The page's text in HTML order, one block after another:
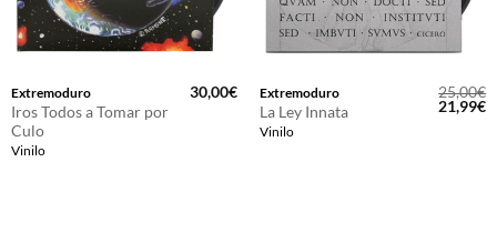
Extremoduro
Iros Todos a Tomar por
Culo
Vinilo
30,00€ Extremoduro
La Ley Innata
Vinilo
25,00€
El
precio
21,99€